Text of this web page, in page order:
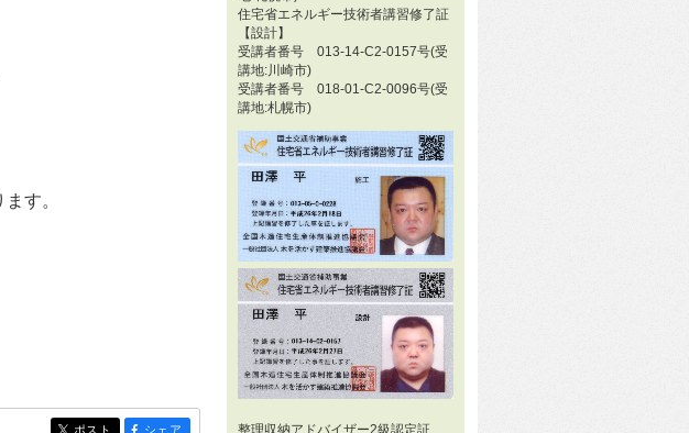
す。
ポスト シェア
住宅省エネルギー技術者講習修了証
【設計】
受講者番号 013-14-C2-0157号(受
講地:川崎市)
受講者番号 018-01-C2-0096号(受
講地:札幌市)